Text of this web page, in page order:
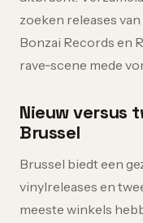
zoeken releases
Bonzai Records en
rave‑scene mede
Nieuw versus
Brussel
Brussel biedt een
vinylreleases en
meeste winkels